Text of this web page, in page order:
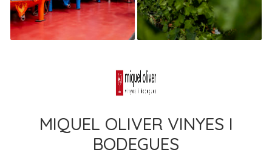
MIQUEL OLIVER VINYES I
BODEGUES